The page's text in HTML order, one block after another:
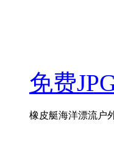
免费
橡皮艇海洋漂流户